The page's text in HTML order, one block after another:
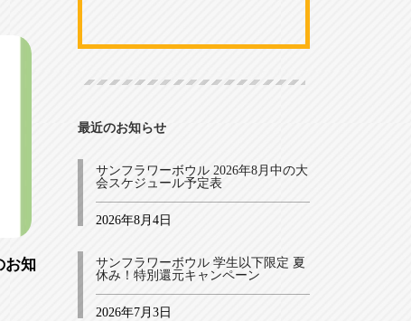
お知
最近のお知らせ
サンフラワーボウル 2026年8月中の大
会スケジュール予定表
2026年8月4日
サンフラワーボウル 学生以下限定 夏
休み！特別還元キャンペーン
2026年7月3日